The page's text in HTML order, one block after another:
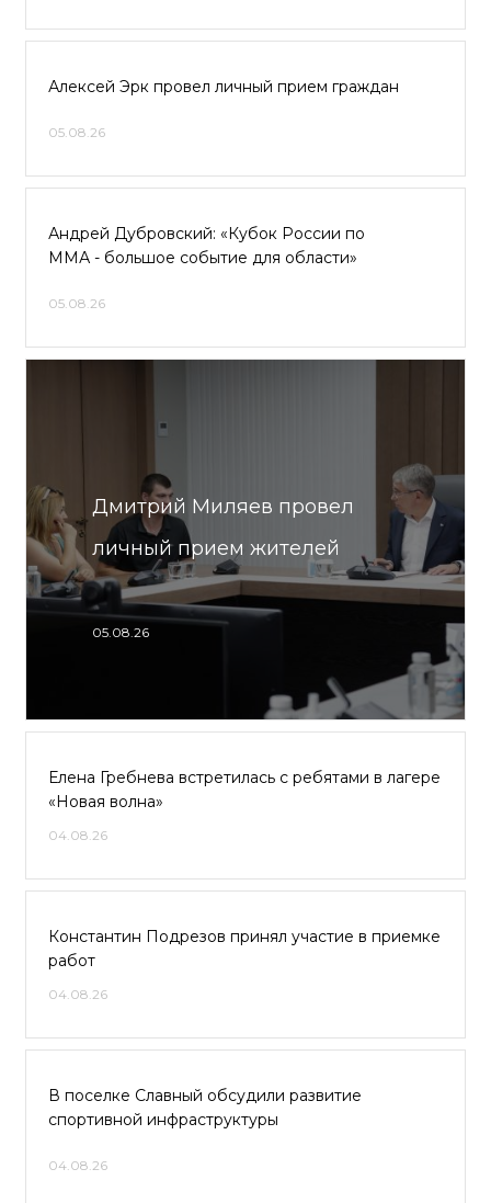
Алексей Эрк провел личный прием граждан
05.08.26
Андрей Дубровский: «Кубок России по
ММА - большое событие для области»
05.08.26
Дмитрий Миляев провел
личный прием жителей
05.08.26
Елена Гребнева встретилась с ребятами в лагере
«Новая волна»
04.08.26
Константин Подрезов принял участие в приемке
работ
04.08.26
В поселке Славный обсудили развитие
спортивной инфраструктуры
04.08.26